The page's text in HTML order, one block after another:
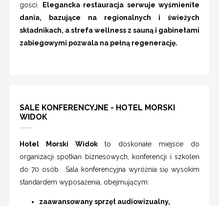
gości.
Elegancka restauracja serwuje wyśmienite
dania, bazujące na regionalnych i świeżych
składnikach, a strefa wellness z sauną i gabinetami
zabiegowymi pozwala na pełną regenerację.
SALE KONFERENCYJNE - HOTEL MORSKI
WIDOK
Hotel Morski Widok to doskonałe miejsce do
organizacji spotkań biznesowych, konferencji i szkoleń
do 70 osób. Sala konferencyjna wyróżnia się wysokim
standardem wyposażenia, obejmującym:
zaawansowany sprzęt audiowizualny,